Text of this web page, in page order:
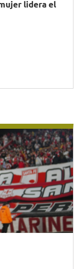
lidera el